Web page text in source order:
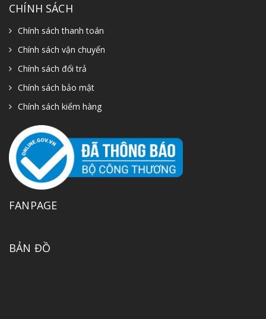
CHÍNH SÁCH
Chính sách thanh toán
Chính sách vận chuyển
Chính sách đổi trả
Chính sách bảo mật
Chính sách kiểm hàng
FANPAGE
BẢN ĐỒ